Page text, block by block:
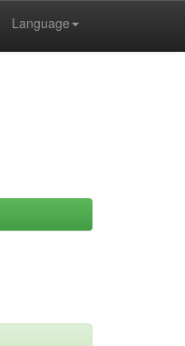
Language